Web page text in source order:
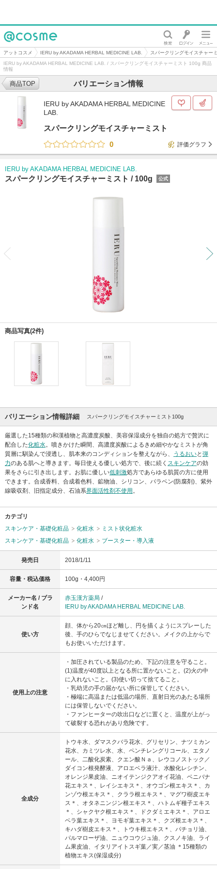
@cosme
アットコスメ IERU by AKADAMA HERBAL MEDICINE LAB.
スパークリングモイスチャー
IERU by AKADAMA HERBAL MEDICINE LAB. / スパークリングモイスチャーミスト 100g 商品
情報
バリエーション情報
商品TOP
IERU by AKADAMA HERBAL MEDICINE
LAB.
スパークリングモイスチャーミスト
0
評価グラフ
IERU by AKADAMA HERBAL MEDICINE LAB.
スパークリングモイスチャーミスト / 100g 公式
商品写真(2件)
バリエーション情報詳細 スパークリングモイスチャーミスト100g
厳選した15種類の和漢植物と高濃度炭酸、美容保湿成分を独自の処方で贅沢に
配合した化粧水。噴きかけた瞬間、高濃度炭酸によるきめ細やかなミストが角
質層に馴染んで浸透し、肌本来のコンディションを整えながら、
うるおいと 弾
力のある肌へと導きます。毎日使える優しい処方で、後に続く スキンケアの効
果をさらに引き出します。お肌に優しい低刺激処方であらゆる肌質の方に使用
できます。合成香料、合成着色料、鉱物油、シリコン、パラベン(防腐剤)、紫外
線吸収剤、旧指定成分、石油系界面活性剤不使用 。
カテゴリ
スキンケア・基礎化粧品
化粧水
ミスト状化粧水
スキンケア・基礎化粧品
化粧水 ブースター・導入液
発売日 2018/1/11
容量・税込価格 100g・4,400円
メーカー名 / ブラ
ンド名
赤玉漢方薬局 /
IERU by AKADAMA HERBAL MEDICINE LAB.
使い方
顔、体から20㎝ほど離し、円を描くようにスプレーした
後、手のひらでなじませてください。メイクの上からで
もお使いいただけます。
使用上の注意
・加圧されている製品のため、下記の注意を守ること。
(1)温度が40度以上となる所に置かないこと。(2)火の中
に入れないこと。(3)使い切って捨てること。
・乳幼児の手の届かない所に保管してください。
・極端に高温または低温の場所、直射日光のあたる場所
には保管しないでください。
・ファンヒーターの吹出口などに置くと、温度が上がっ
て破裂する恐れがあり危険です。
全成分
トウキ水、ダマスクバラ花水、グリセリン、ナツミカン
花水、カミツレ水、水、ペンチレングリコール、エタノ
ール、二酸化炭素、クエン酸Ｎａ、レウコノストック／
ダイコン根発酵液、アロエベラ液汁、水酸化レシチン、
オレンジ果皮油、ニオイテンジクアオイ花油、ベニバナ
花エキス＊、レイシエキス＊、オウゴン根エキス＊、カ
ンゾウ根エキス＊、クララ根エキス＊、マグワ樹皮エキ
ス＊、オタネニンジン根エキス＊、ハトムギ種子エキス
＊、シャクヤク根エキス＊、ドクダミエキス＊、アロエ
ベラ葉エキス＊、ヨモギ葉エキス＊、クズ根エキス＊、
キハダ樹皮エキス＊、トウキ根エキス＊、パチョリ油、
パルマローザ油、ニュウコウジュ油、クスノキ油、ライ
ム果皮油、イタリアイトスギ葉／実／茎油 ＊15種類の
植物エキス(保湿成分)